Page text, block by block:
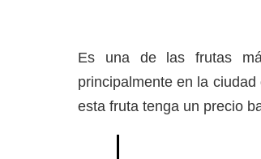
Es una de las frutas
principalmente en la
esta fruta tenga un precio